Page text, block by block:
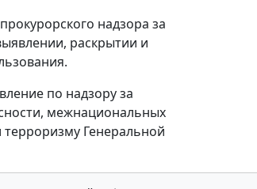
надзора за
раскрытии и
по надзору за
межнациональных
Генеральной